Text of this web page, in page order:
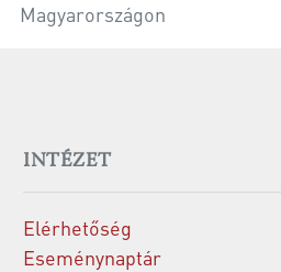
Magyarországon
INTÉZET
Elérhetőség
Eseménynaptár